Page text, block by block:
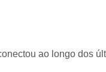
ao longo dos